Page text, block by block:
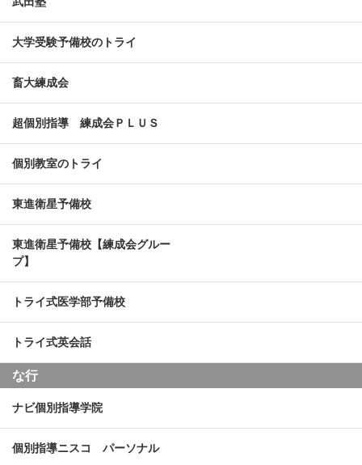
大学受験予備校のトライ
畜大練成会
超個別指導 練成会ＰＬＵＳ
個別教室のトライ
東進衛星予備校
東進衛星予備校【練成会グルー
プ】
トライ式医学部予備校
トライ式英会話
な行
ナビ個別指導学院
個別指導ニスコ パーソナル